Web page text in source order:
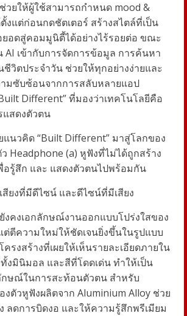
ช่วยให้ผู้ใช้สามารถกำหนด mood &
งแต่ก่อนกดชัตเตอร์ สร้างสไตล์ที่เป็น
อดสู่คอมมูนิตี้ได้อย่างไร้รอยต่อ ขณะ
AI เข้ากับการจัดการข้อมูล การค้นหา
ชีวิตประจำวัน ช่วยให้ทุกอย่างง่ายและ
มซับซ้อนจากการสลับหลายแอป
Different”ที่มองว่าเทคโนโลยีคือ
แสดงตัวตน
แนวคิด“Built Different” มาสู่โลกของ
Headphone (a) หูฟังที่ไม่ได้ถูกสร้าง
อรู้สึก และ แสดงตัวตนไปพร้อมกัน
เสียงที่มีดีไซน์ และดีไซน์ที่มีเสียง
ยังคงเอกลักษณ์งานออกแบบโปร่งใสของ
ต่ตีความใหม่ให้ชัดเจนยิ่งขึ้นในรูปแบบ
รงสร้างที่เผยให้เห็นรายละเอียดภายใน
งมินิมอล และสีที่โดดเด่น ทำให้เป็น
ษณ์ในการสะท้อนตัวตน สำหรับ
งตัวหูฟังผลิตจาก Aluminium Alloy ช่วย
ลดการบิดงอ และให้ความรู้สึกพรีเมียม